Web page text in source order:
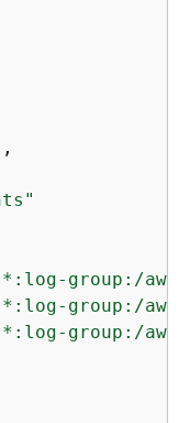
,
group:/
group:/
group:/